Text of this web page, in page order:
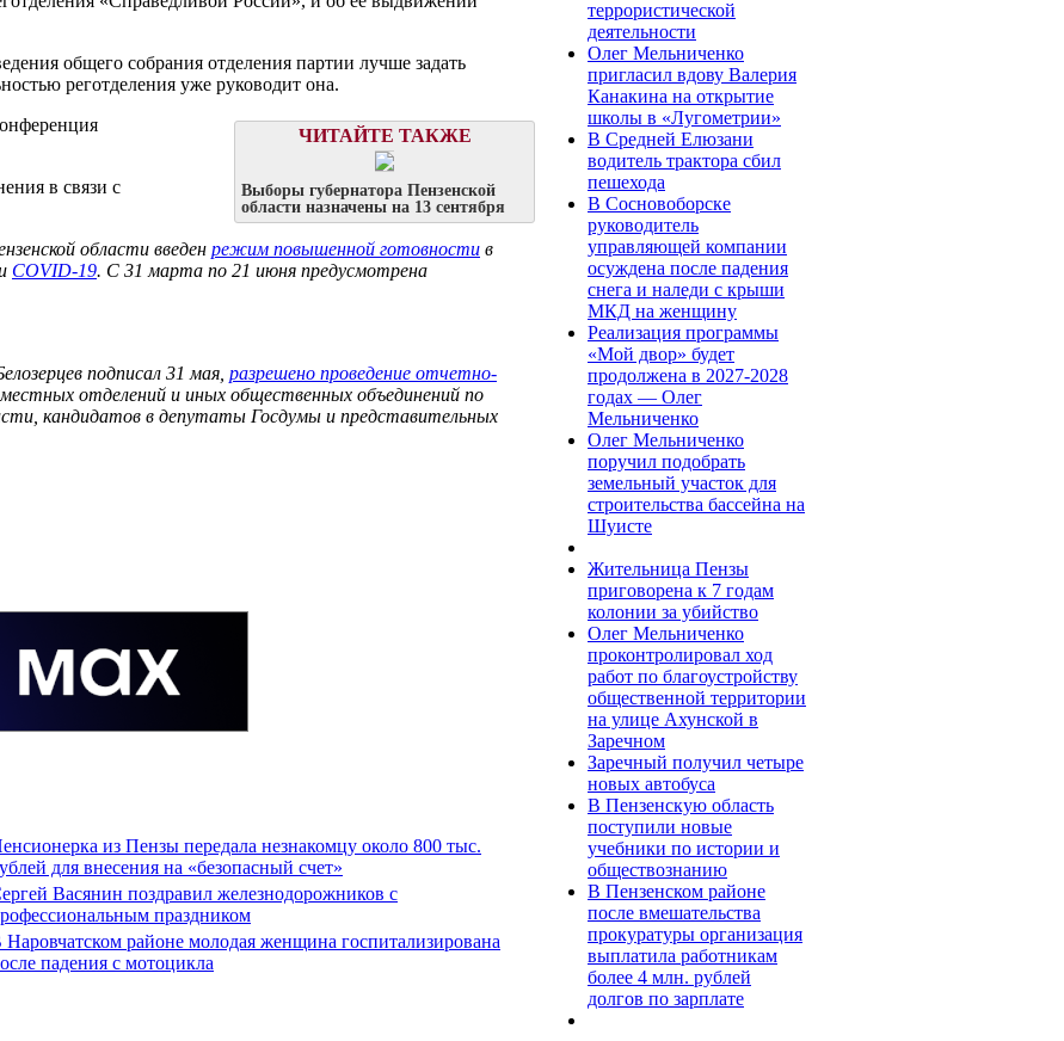
общего собрания отделения партии лучше задать
реготделения уже руководит она.
ЧИТАЙТЕ ТАКЖЕ
Выборы губернатора Пензенской
области назначены на 13 сентября
в связи с
области введен режим повышенной готовности в
COVID-19. С 31 марта по 21 июня предусмотрена
подписал 31 мая, разрешено проведение отчетно-
отделений и иных общественных объединений по
кандидатов в депутаты Госдумы и представительных
из Пензы передала незнакомцу около 800 тыс.
для внесения на «безопасный счет»
Васянин поздравил железнодорожников с
праздником
Наровчатском районе молодая женщина госпитализирована
падения с мотоцикла
террористической
деятельности
Олег Мельниченко
пригласил вдову Валерия
Канакина на открытие
школы в «Лугометрии»
В Средней Елюзани
водитель трактора сбил
пешехода
В Сосновоборске
руководитель
управляющей компании
осуждена после падения
снега и наледи с крыши
МКД на женщину
Реализация программы
«Мой двор» будет
продолжена в 2027-2028
годах — Олег
Мельниченко
Олег Мельниченко
поручил подобрать
земельный участок для
строительства бассейна на
Шуисте
Жительница Пензы
приговорена к 7 годам
колонии за убийство
Олег Мельниченко
проконтролировал ход
работ по благоустройству
общественной территории
на улице Ахунской в
Заречном
Заречный получил четыре
новых автобуса
В Пензенскую область
поступили новые
учебники по истории и
обществознанию
В Пензенском районе
после вмешательства
прокуратуры организация
выплатила работникам
более 4 млн. рублей
долгов по зарплате